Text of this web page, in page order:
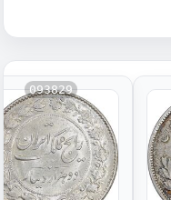
093829